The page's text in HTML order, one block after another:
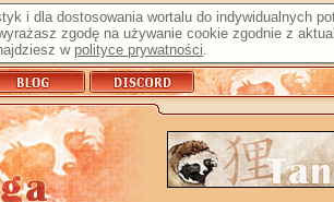
i dla dostosowania wortalu do indywidualnych
zgodę na używanie cookie zgodnie z
w polityce prywatności.